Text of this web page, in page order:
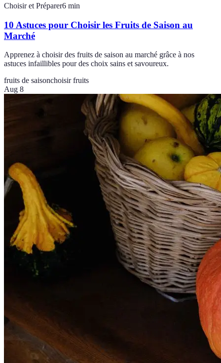
Choisir et Préparer6 min
10 Astuces pour Choisir les Fruits de Saison au
Marché
Apprenez à choisir des fruits de saison au marché grâce à nos
astuces infaillibles pour des choix sains et savoureux.
fruits de saisonchoisir fruits
Aug 8